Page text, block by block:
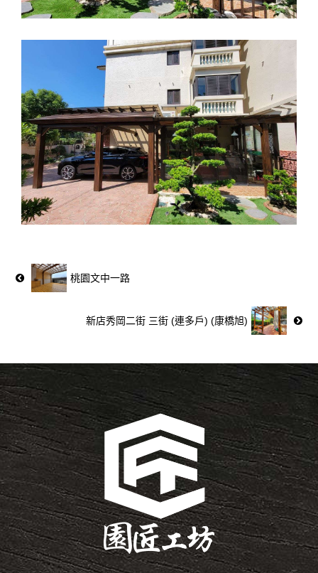
桃園文中一路
新店秀岡二街 三街 (連多戶) (康橋旭)